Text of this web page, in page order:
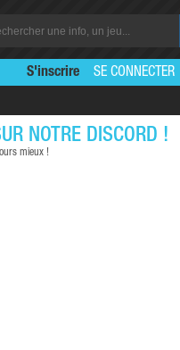
S'inscrire SE CONNECTER
NOTRE DISCORD !
mieux !